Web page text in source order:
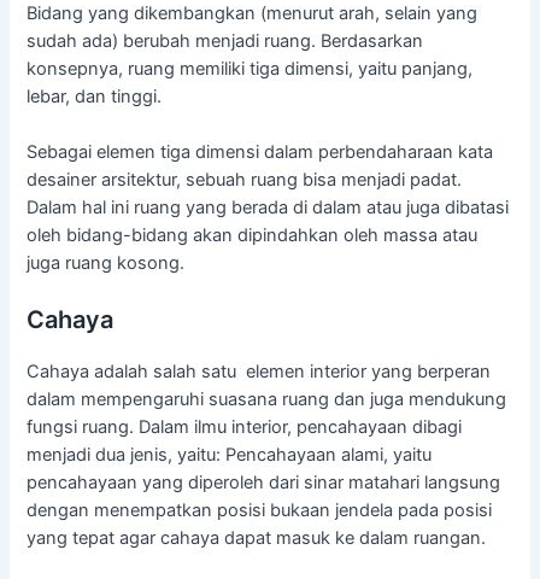
Bidang yang dikembangkan (menurut arah, selain yang
sudah ada) berubah menjadi ruang. Berdasarkan
konsepnya, ruang memiliki tiga dimensi, yaitu panjang,
lebar, dan tinggi.
Sebagai elemen tiga dimensi dalam perbendaharaan kata
desainer arsitektur, sebuah ruang bisa menjadi padat.
Dalam hal ini ruang yang berada di dalam atau juga dibatasi
oleh bidang-bidang akan dipindahkan oleh massa atau
juga ruang kosong.
Cahaya
Cahaya adalah salah satu elemen interior yang berperan
dalam mempengaruhi suasana ruang dan juga mendukung
fungsi ruang. Dalam ilmu interior, pencahayaan dibagi
menjadi dua jenis, yaitu: Pencahayaan alami, yaitu
pencahayaan yang diperoleh dari sinar matahari langsung
dengan menempatkan posisi bukaan jendela pada posisi
yang tepat agar cahaya dapat masuk ke dalam ruangan.